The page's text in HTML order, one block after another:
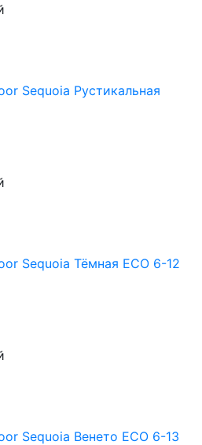
Sequoia Рустикальная
Sequoia Тёмная ЕСО 6-12
Sequoia Венето ЕСО 6-13